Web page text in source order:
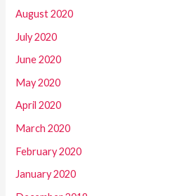
August 2020
July 2020
June 2020
May 2020
April 2020
March 2020
February 2020
January 2020